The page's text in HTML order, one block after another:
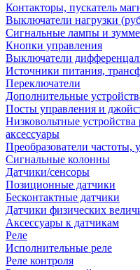
Контакторы, пускатель
Выключатели нагрузки
Сигнальные лампы и
Кнопки управления
Выключатели
Источники питания,
Переключатели
Дополнительные
Посты управления и
Низковольтные устройства
аксессуары
Преобразователи частоты,
Сигнальные колонны
Датчики/сенсоры
Позиционные датчики
Бесконтактные датчики
Датчики физических
Аксессуары к датчикам
Реле
Исполнительные реле
Реле контроля